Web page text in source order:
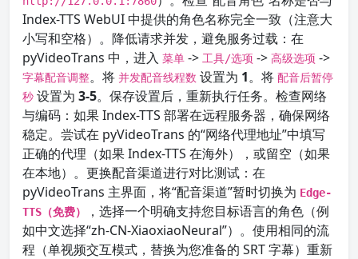
Index-TTS WebUI 中提供的角色名称完全一致（注意大
小写和空格）。降低请求并发，避免服务过载：在
pyVideoTrans 中，进入 菜单 -> 工具/选项 -> 高级选项 ->
字幕配音调整。将 并发配音线程数 设置为 1。将 配音后暂停
秒 设置为 3-5。保存设置后，重新执行任务。检查网络
与编码：如果 Index-TTS 部署在远程服务器，确保网络
稳定。尝试在 pyVideoTrans 的“网络代理地址”中填写
正确的代理（如果 Index-TTS 在海外），或留空（如果
在本地）。更换配音渠道进行对比测试：在
pyVideoTrans 主界面，将“配音渠道”暂时切换为 Edge-
TTS（免费）
，选择一个明确支持您目标语言的角色（例
如中文选择“zh-CN-XiaoxiaoNeural”）。使用相同的流
程（单视频交互模式，替换为您准备的 SRT 字幕）重新